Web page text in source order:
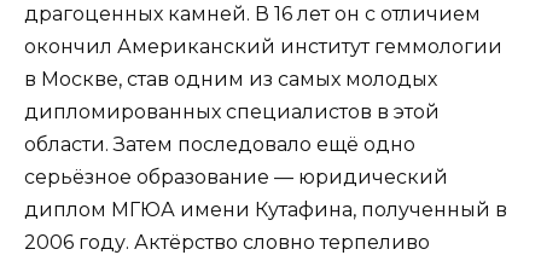
драгоценных камней. В 16 лет он с отличием
окончил Американский институт геммологии
в Москве, став одним из самых молодых
дипломированных специалистов в этой
области. Затем последовало ещё одно
серьёзное образование — юридический
диплом МГЮА имени Кутафина, полученный в
2006 году. Актёрство словно терпеливо